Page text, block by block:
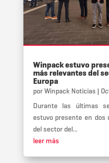
Winpack estuvo
más relevantes del
Europa
porWinpack Noticias |
Durante las últimas
estuvo presente en dos
del sector del...
leer más